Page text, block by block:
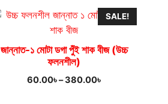
490.00৳
SALE!
জান্নাত-১ মোটা ডগা পুঁই শাক বীজ (উচ্চ
ফলনশীল)
60.00৳–380.00৳Price